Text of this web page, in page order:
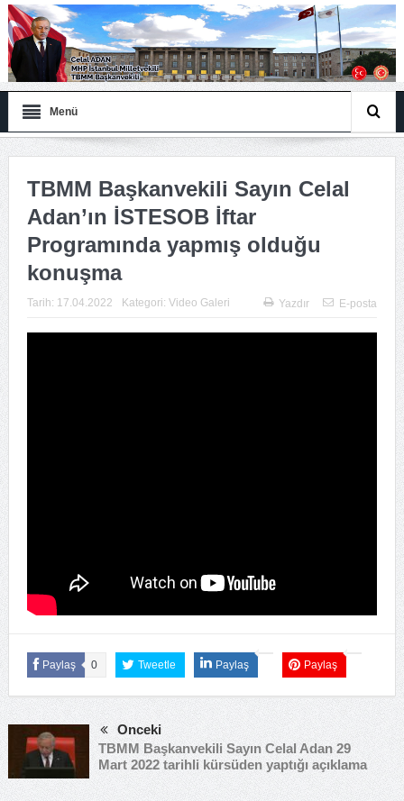
Menü
TBMM Başkanvekili Sayın Celal
Adan’ın İSTESOB İftar
Programında yapmış olduğu
konuşma
Tarih: 17.04.2022 Kategori: Video Galeri Yazdır E-posta
Paylaş 0 Tweetle Paylaş Paylaş
Önceki
TBMM Başkanvekili Sayın Celal Adan 29
Mart 2022 tarihli kürsüden yaptığı açıklama